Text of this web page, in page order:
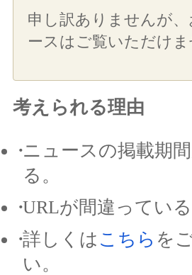
申し訳ありませんが、
ースはご覧いただけま
考えられる理由
ニュースの掲載期
る。
URLが間違っている
詳しくは こちら を
い。